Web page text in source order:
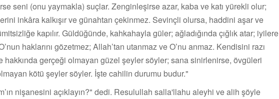
seni (onu yaymakla) suçlar. Zenginleşirse azar, kaba ve katı yürekli olur;
inkâra kalkışır ve günahtan çekinmez. Sevinçli olursa, haddini aşar ve
kapılır. Güldüğünde, kahkahayla güler; ağladığında çığlık atar; iyilere
haklarını gözetmez; Allah’tan utan­maz ve O’nu anmaz. Kendisini razı
hakkında gerçeği olmayan güzel şeyler söyler; sana sinirlenirse, övgüleri
kötü şeyler söyler. İşte cahilin durumu budur."
nişanesini açıklayın?" dedi. Resulullah salla'llahu aleyhi ve alih şöyle